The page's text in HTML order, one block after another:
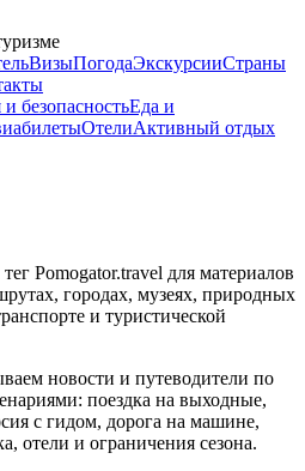
ВизыПогодаЭкскурсииСтраны
безопасностьЕда и
ОтелиАктивный отдых
Pomogator.travel для материалов
городах, музеях, природных
и туристической
новости и путеводители по
поездка на выходные,
с гидом, дорога на машине,
отели и ограничения сезона.